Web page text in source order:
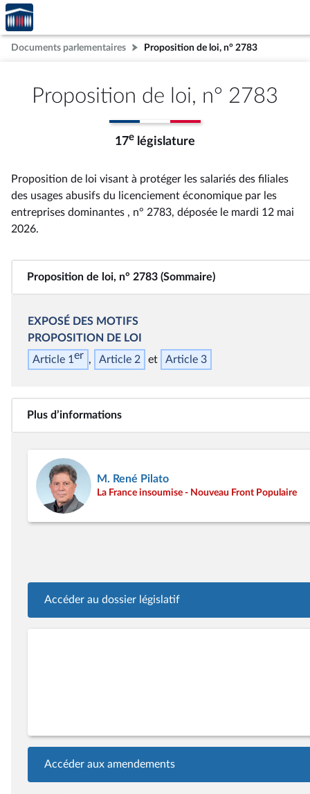
Aller au contenu
Aller en bas de la page
Accèder
à la
page
d'accueil
Documents parlementaires Proposition de loi, n° 2783
Proposition de loi, n° 2783
17e législature
Proposition de loi visant à protéger les salariés des filiales
des usages abusifs du licenciement économique par les
entreprises dominantes , n° 2783, déposée le mardi 12 mai
2026.
Proposition de loi, n° 2783 (Sommaire)
EXPOSÉ DES MOTIFS
PROPOSITION DE LOI
Article 1er Article 2 Article 3
Plus d’informations
M. René Pilato
La France insoumise - Nouveau Front Populaire
Accéder au dossier législatif
Accéder aux amendements